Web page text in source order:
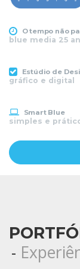
O tempo não
blue media 25
Estúdio de
gráfico e digital
Smart Blue
simples e